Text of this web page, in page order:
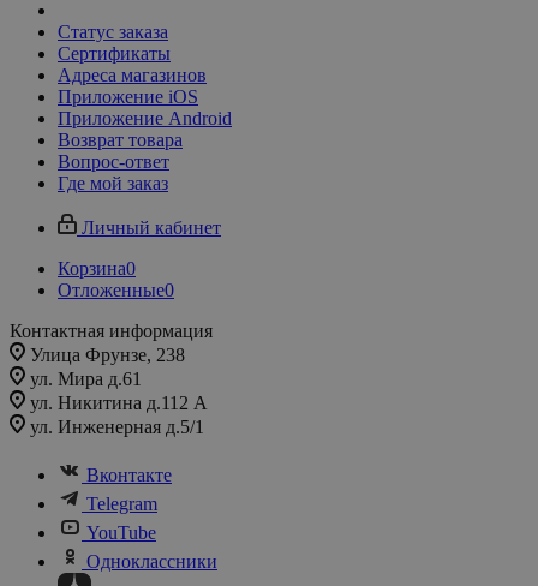
Статус заказа
Сертификаты
Адреса магазинов
Приложение iOS
Приложение Android
Возврат товара
Вопрос-ответ
Где мой заказ
Личный кабинет
Корзина0
Отложенные0
Контактная информация
Улица Фрунзе, 238​
ул. Мира д.61
ул. Никитина д.112 А
ул. Инженерная д.5/1
Вконтакте
Telegram
YouTube
Одноклассники